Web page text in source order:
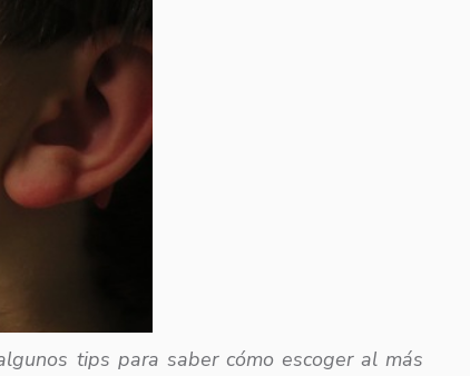
tips para saber cómo escoger al más